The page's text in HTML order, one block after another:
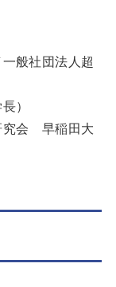
般社団法人超
）
究会 早稲田大